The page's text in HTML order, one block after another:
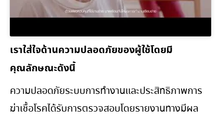
เราใส่ใจด้านความปลอดภัยของผู้ใช้โดยมี
คุณลักษณะดังนี้
ความปลอดภัยระบบการทำงานและประสิทธิภาพการ
ฆ่าเชื้อโรคได้รับการตรวจสอบโดยรายงานทางมีผล